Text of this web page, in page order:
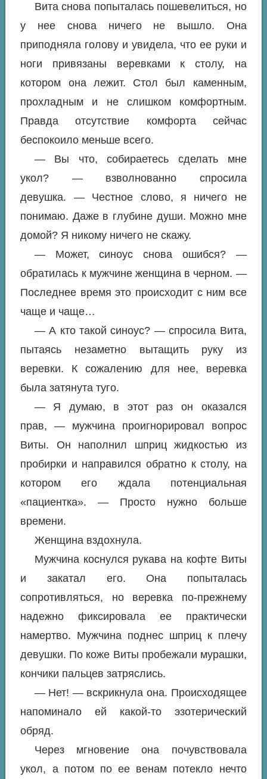
Вита снова попыталась пошевелиться, но
у нее снова ничего не вышло. Она
приподняла голову и увидела, что ее руки и
ноги привязаны веревками к столу, на
котором она лежит. Стол был каменным,
прохладным и не слишком комфортным.
Правда отсутствие комфорта сейчас
беспокоило меньше всего.
— Вы что, собираетесь сделать мне
укол? — взволнованно спросила
девушка. — Честное слово, я ничего не
понимаю. Даже в глубине души. Можно мне
домой? Я никому ничего не скажу.
— Может, синоус снова ошибся? —
обратилась к мужчине женщина в черном. —
Последнее время это происходит с ним все
чаще и чаще…
— А кто такой синоус? — спросила Вита,
пытаясь незаметно вытащить руку из
веревки. К сожалению для нее, веревка
была затянута туго.
— Я думаю, в этот раз он оказался
прав, — мужчина проигнорировал вопрос
Виты. Он наполнил шприц жидкостью из
пробирки и направился обратно к столу, на
котором его ждала потенциальная
«пациентка». — Просто нужно больше
времени.
Женщина вздохнула.
Мужчина коснулся рукава на кофте Виты
и закатал его. Она попыталась
сопротивляться, но веревка по-прежнему
надежно фиксировала ее практически
намертво. Мужчина поднес шприц к плечу
девушки. По коже Виты пробежали мурашки,
кончики пальцев затряслись.
— Нет! — вскрикнула она. Происходящее
напоминало ей какой-то эзотерический
обряд.
Через мгновение она почувствовала
укол, а потом по ее венам потекло нечто